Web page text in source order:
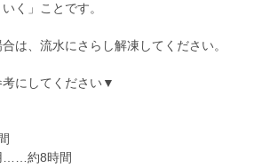
く」ことです。
は、流水にさらし解凍してください。
にしてください▼
……約8時間